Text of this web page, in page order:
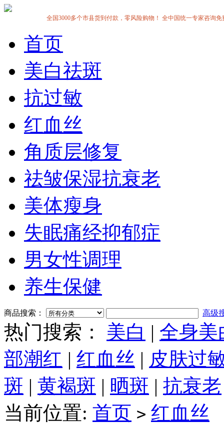
全国3000多个市县货到付款，零风险购物！ 全中国统一专家咨询免
首页
美白祛斑
抗过敏
红血丝
角质层修复
祛皱保湿抗衰老
美体瘦身
失眠痛经抑郁症
男女性调理
养生保健
商品搜索： 高级
热门搜索： 美白 | 全身美
部潮红 | 红血丝 | 皮肤过
斑 | 黄褐斑 | 晒斑 | 抗衰老
当前位置: 首页 > 红血丝